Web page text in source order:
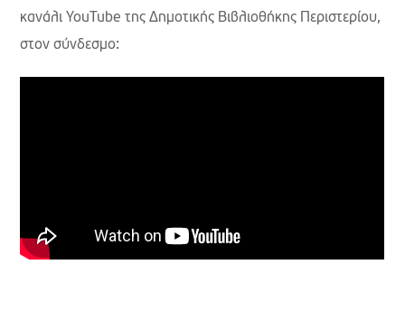
κανάλι YouTube της Δημοτικής Βιβλιοθήκης Περιστερίου,
στον σύνδεσμο: